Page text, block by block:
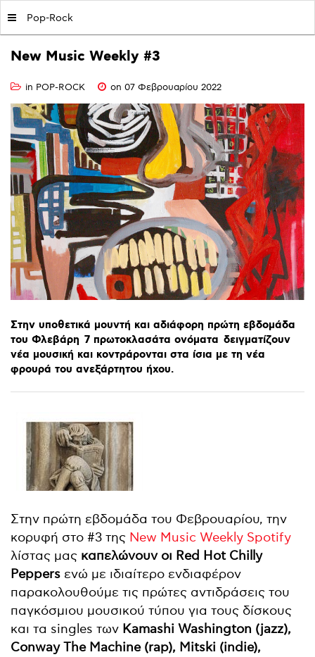
Pop-Rock
New Music Weekly #3
in POP-ROCK on 07 Φεβρουαρίου 2022
Στην υποθετικά μουντή και αδιάφορη πρώτη εβδομάδα
του Φλεβάρη 7 πρωτοκλασάτα ονόματα δειγματίζουν
νέα μουσική και κοντράρονται στα ίσια με τη νέα
φρουρά του ανεξάρτητου ήχου.
Στην πρώτη εβδομάδα του Φεβρουαρίου, την
κορυφή στο #3 της New Music Weekly Spotify
λίστας μας καπελώνουν οι Red Hot Chilly
Peppers ενώ με ιδιαίτερο ενδιαφέρον
παρακολουθούμε τις πρώτες αντιδράσεις του
παγκόσμιου μουσικού τύπου για τους δίσκους
και τα singles των Kamashi Washington (jazz),
Conway The Machine (rap), Mitski (indie),